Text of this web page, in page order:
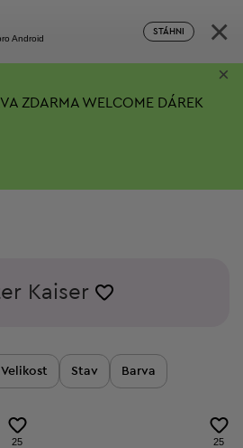
Android
STÁHNI ×
ZDARMA WELCOME DÁREK
×
Kaiser
Velikost Stav Barva
25 25